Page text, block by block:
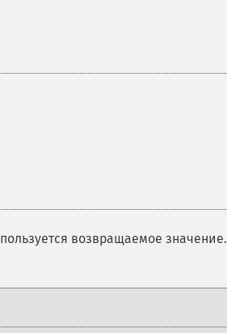
возвращаемое значение.